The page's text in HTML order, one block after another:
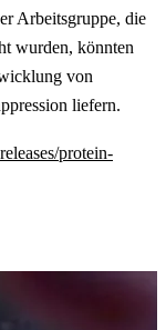
Arbeitsgruppe, die
wurden, könnten
von
liefern.
protein-